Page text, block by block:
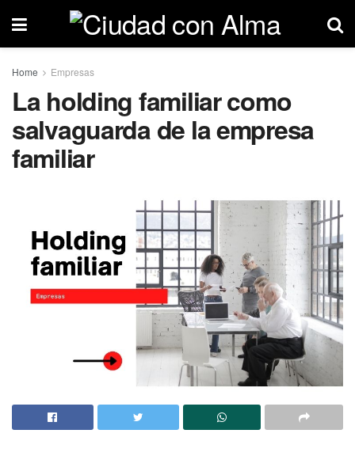
Home Empresas
La holding familiar como
salvaguarda de la empresa
familiar